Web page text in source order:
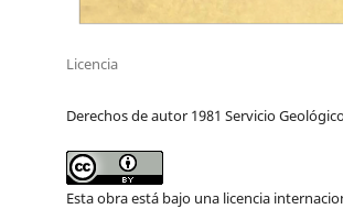
Licencia
Derechos de autor 1981 Servicio
Esta obra está bajo una licencia